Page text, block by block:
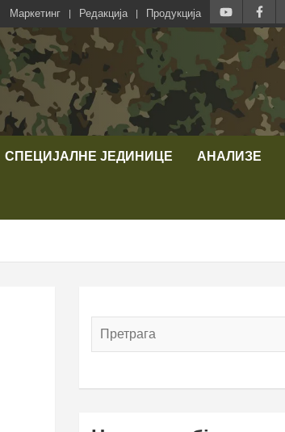
Маркетинг Редакција Продукција
СПЕЦИЈАЛНЕ ЈЕДИНИЦЕ АНАЛИЗЕ